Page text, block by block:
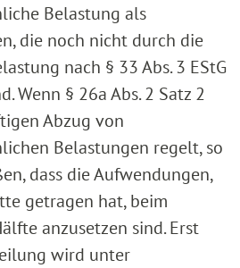
Belastung als
die noch nicht durch die
nach § 33 Abs. 3 EStG
Wenn § 26a Abs. 2 Satz 2
Abzug von
Belastungen regelt, so
dass die Aufwendungen,
getragen hat, beim
anzusetzen sind. Erst
wird unter